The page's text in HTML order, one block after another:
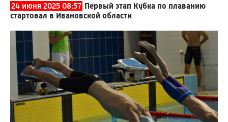
24 июня 2025 08:57 Первый этап Кубка по плаванию
стартовал в Ивановской области